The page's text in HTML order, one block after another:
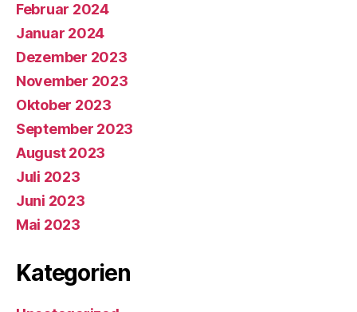
Februar 2024
Januar 2024
Dezember 2023
November 2023
Oktober 2023
September 2023
August 2023
Juli 2023
Juni 2023
Mai 2023
Kategorien